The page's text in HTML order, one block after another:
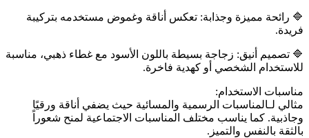
🔷️ رائحة مميزة وجذابة: تعكس أناقة وغموض مستخدمه بتركيبة
فريدة.
🔷️ تصميم أنيق: زجاجة بسيطة باللون الأسود مع غطاء ذهبي، مناسبة
للاستخدام الشخصي أو كهدية فاخرة.
مناسبات الاستخدام:
مثالي لـالمناسبات الرسمية والمسائية حيث يضفي أناقة ورقيًا
وجاذبية. كما يناسب مختلف المناسبات الاجتماعية لمنح شعوراً
بالثقة بالنفس والتميز.